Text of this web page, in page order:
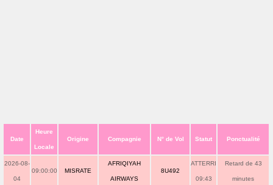
Date
Heure
Locale
Origine Compagnie N° de Vol Statut Ponctualité
2026-08-
04
09:00:00 MISRATE
AFRIQIYAH
AIRWAYS
8U492
ATTERRI
09:43
Retard de 43
minutes